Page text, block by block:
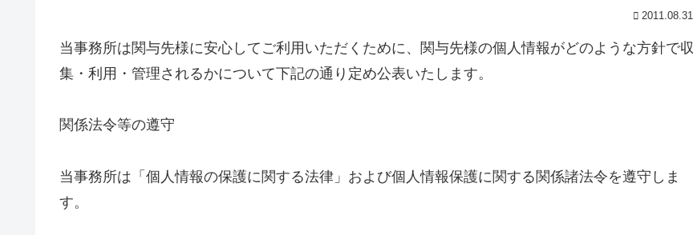
2011.08.31
当事務所は関与先様に安心してご利用いただくために、関与先様の個人情報がどのような方針で収
集・利用・管理されるかについて下記の通り定め公表いたします。
関係法令等の遵守
当事務所は「個人情報の保護に関する法律」および個人情報保護に関する関係諸法令を遵守しま
す。